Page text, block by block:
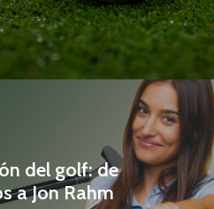
del golf: de
a Jon Rahm